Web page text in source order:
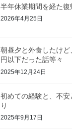
半年休業期間を経た復
2026年4月25日
朝昼夕と外食したけど
円以下だった話等々
2025年12月24日
初めての経験と、不安
り
2025年9月17日